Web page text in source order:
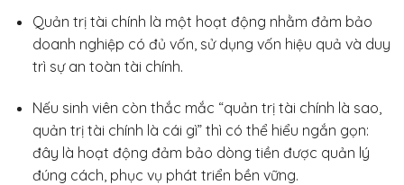
Quản trị tài chính là một hoạt động nhằm đảm bảo
doanh nghiệp có đủ vốn, sử dụng vốn hiệu quả và duy
trì sự an toàn tài chính.
Nếu sinh viên còn thắc mắc “quản trị tài chính là sao,
quản trị tài chính là cái gì” thì có thể hiểu ngắn gọn:
đây là hoạt động đảm bảo dòng tiền được quản lý
đúng cách, phục vụ phát triển bền vững.